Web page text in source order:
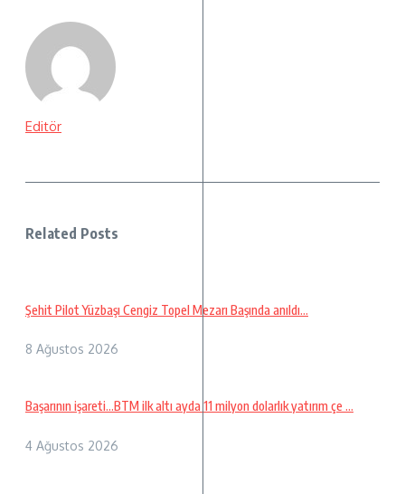
Editör
Related Posts
Şehit Pilot Yüzbaşı Cengiz Topel Mezarı Başında anıldı…
8 Ağustos 2026
Başarının işareti…BTM ilk altı ayda 11 milyon dolarlık yatırım çe ...
4 Ağustos 2026